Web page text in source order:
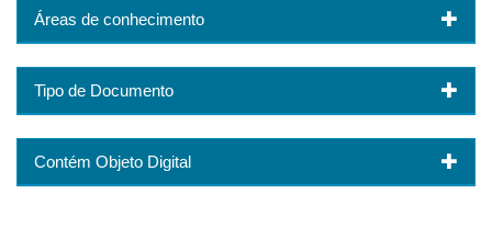
Áreas de conhecimento
Tipo de Documento
Contém Objeto Digital